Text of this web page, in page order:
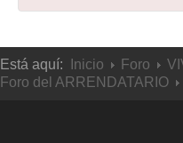
Está aquí: Inicio Foro
Foro del ARRENDATARIO